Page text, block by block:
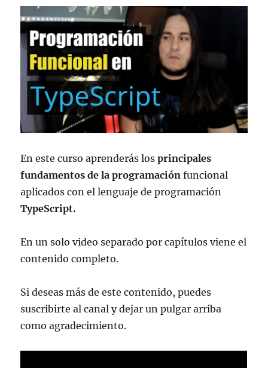
En este curso aprenderás losprincipales
fundamentos de la programaciónfuncional
aplicados con el lenguaje de programación
TypeScript.
En un solo video separado por capítulos viene el
contenido completo.
Si deseas más de este contenido, puedes
suscribirte al canal y dejar un pulgar arriba
como agradecimiento.